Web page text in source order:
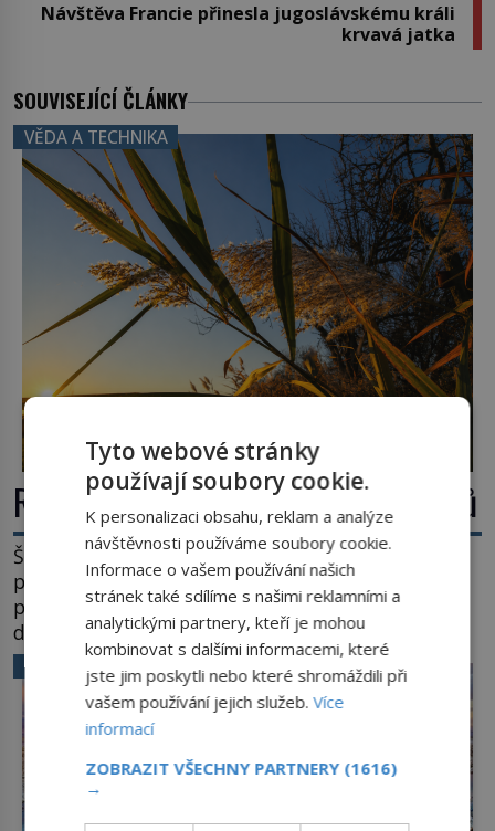
Návštěva Francie přinesla jugoslávskému králi
krvavá jatka
SOUVISEJÍCÍ ČLÁNKY
VĚDA A TECHNIKA
Rákos: Nenápadný poklad z mokřadů
Šumí ve větru na březích rybníků, ukrývá vodní
ptáky a mnozí kolem něj procházejí bez
povšimnutí. Přesto právě rákos pomáhal stavět
domy, vyrábět lodě, zapisovat první texty a
inspiroval řadu pověstí. Tato skromná, ale
užitečná rostlina provází člověka už tisíce let.
Většina lidí vnímá rákos jen jako obyčejnou kulisu
letního koupání. Stačí se však podívat […]
VĚDA A TECHNIKA
Tyto webové stránky
používají soubory cookie.
K personalizaci obsahu, reklam a analýze
návštěvnosti používáme soubory cookie.
Informace o vašem používání našich
stránek také sdílíme s našimi reklamními a
analytickými partnery, kteří je mohou
kombinovat s dalšími informacemi, které
jste jim poskytli nebo které shromáždili při
vašem používání jejich služeb.Více
informací
ZOBRAZIT VŠECHNY PARTNERY (1616)
→